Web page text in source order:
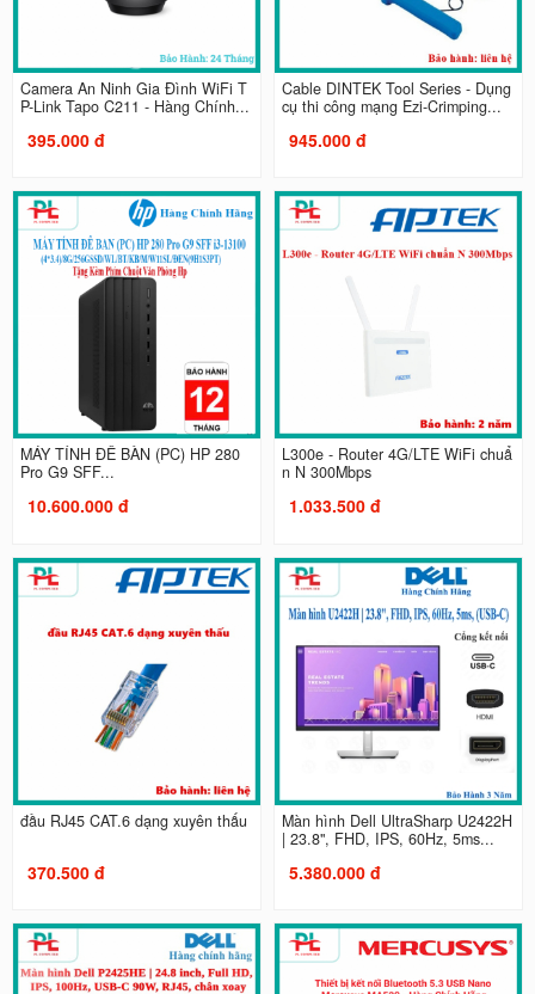
Camera An Ninh Gia Đình WiFi T
P-Link Tapo C211 - Hàng Chính...
395.000 đ
Cable DINTEK Tool Series - Dụng
cụ thi công mạng Ezi-Crimping...
945.000 đ
MÁY TÍNH ĐỂ BÀN (PC) HP 280
Pro G9 SFF...
10.600.000 đ
L300e - Router 4G/LTE WiFi chuẩ
n N 300Mbps
1.033.500 đ
đầu RJ45 CAT.6 dạng xuyên thấu
370.500 đ
Màn hình Dell UltraSharp U2422H
| 23.8", FHD, IPS, 60Hz, 5ms...
5.380.000 đ